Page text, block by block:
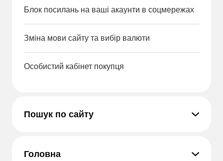
Блок посилань на ваші акаунти в соцмережах
Зміна мови сайту та вибір валюти
Особистий кабінет покупця
Пошук по сайту
Головна